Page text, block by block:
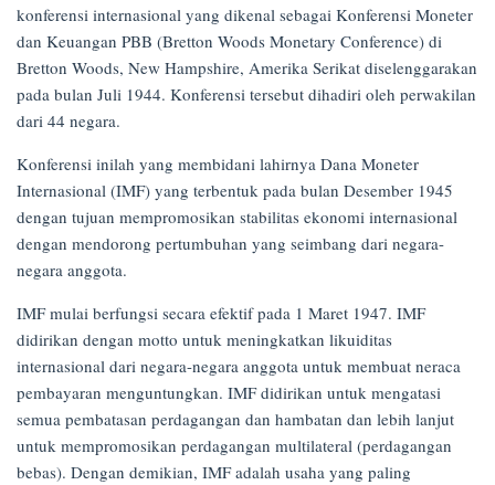
konferensi internasional yang dikenal sebagai Konferensi Moneter
dan Keuangan PBB (Bretton Woods Monetary Conference) di
Bretton Woods, New Hampshire, Amerika Serikat diselenggarakan
pada bulan Juli 1944. Konferensi tersebut dihadiri oleh perwakilan
dari 44 negara.
Konferensi inilah yang membidani lahirnya Dana Moneter
Internasional (IMF) yang terbentuk pada bulan Desember 1945
dengan tujuan mempromosikan stabilitas ekonomi internasional
dengan mendorong pertumbuhan yang seimbang dari negara-
negara anggota.
IMF mulai berfungsi secara efektif pada 1 Maret 1947. IMF
didirikan dengan motto untuk meningkatkan likuiditas
internasional dari negara-negara anggota untuk membuat neraca
pembayaran menguntungkan. IMF didirikan untuk mengatasi
semua pembatasan perdagangan dan hambatan dan lebih lanjut
untuk mempromosikan perdagangan multilateral (perdagangan
bebas). Dengan demikian, IMF adalah usaha yang paling